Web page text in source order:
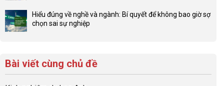
network
gia
đình
sự
nghiệp
sớm:
Chiến
hiệu
quả
Đừng
để
bộ
hồ
sơ
du
bình
luận
Việc
Hiểu đúng về nghề và ngành: Bí quyết để không bao giờ sợ
chọn sai sự nghiệp
luận
ở
Hiểu
Bài viết cùng chủ đề